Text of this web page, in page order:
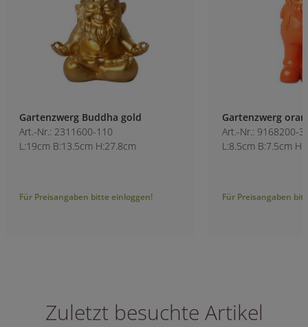
Gartenzwerg Buddha gold
Art.-Nr.: 2311600-110
L:19cm B:13.5cm H:27.8cm
Für Preisangaben bitte einloggen!
Gartenzwerg
Art.-Nr.: 9168200-
L:8.5cm B:7.5cm
Für Preisangaben
Zuletzt besuchte Artikel